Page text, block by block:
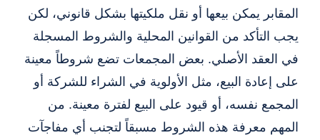
المقابر يمكن بيعها أو نقل ملكيتها بشكل قانوني، لكن
يجب التأكد من القوانين المحلية والشروط المسجلة
في العقد الأصلي. بعض المجمعات تضع شروطاً معينة
على إعادة البيع، مثل الأولوية في الشراء للشركة أو
المجمع نفسه، أو قيود على البيع لفترة معينة. من
المهم معرفة هذه الشروط مسبقاً لتجنب أي مفاجآت